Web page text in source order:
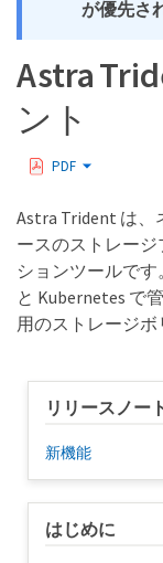
が優先さ
Astra
ント
PDF
Astra Trident は、
ースのストレー
ションツールで
と Kubernetes で
用のストレージボ
リリースノー
新機能
はじめに